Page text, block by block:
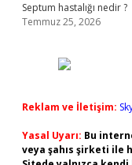
Septum hastalığı nedir ?
Temmuz 25, 2026
Reklam ve İletişim:
Yasal Uyarı: Bu
veya şahıs şirketi ile